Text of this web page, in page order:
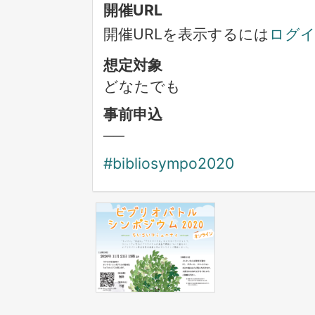
開催URL
開催URLを表示するには ログ
想定対象
どなたでも
事前申込
──
#bibliosympo2020